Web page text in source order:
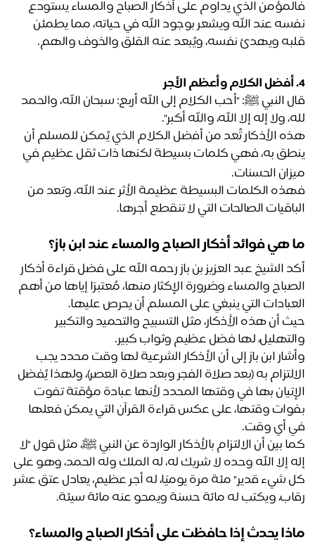
فالمؤمن الذي يداوم على أذكار الصباح والمساء يستودع
نفسه عند الله ويشعر بوجود الله في حياته، مما يطمئن
ويهدئ نفسه، ويُبعد عنه القلق والخوف والهم.
قال النبي ﷺ: "أحب الكلام إلى الله أربع: سبحان الله، والحمد
ولا إله إلا الله، والله أكبر".
هذه الأذكار تُعد من أفضل الكلام الذي يُمكن للمسلم أن
الحسنات.
الصالحات التي لا تنقطع أجرها.
هي فوائد أذكار الصباح والمساء عند ابن باز؟
أكد الشيخ عبد العزيز بن باز رحمه الله على فضل قراءة أذكار
الصباح والمساء وضرورة الإكثار منها، مُعتبرًا إياها من أهم
التي ينبغي على المسلم أن يحرص عليها.
حيث أن هذه الأذكار، مثل التسبيح والتحميد والتكبير
لها فضل عظيم وثواب كبير.
وأشار ابن باز إلى أن الأذكار الشرعية لها وقت محدد يجب
الالتزام به (بعد صلاة الفجر وبعد صلاة العصر)، ولهذا يُفضل
الإتيان بها في وقتها المحدد لأنها عبادة مؤقتة تفوت
بفوات وقتها، على عكس قراءة القرآن التي يمكن فعلها
أي وقت.
كما بين أن الالتزام بالأذكار الواردة عن النبي ﷺ، مثل قول "لا
إله إلا الله وحده لا شريك له، له الملك وله الحمد، وهو على
كل شيء قدير" مئة مرة يوميًا، له أجر عظيم، يعادل عتق عشر
ويكتب له مائة حسنة ويمحو عنه مائة سيئة.
يحدث إذا حافظت على أذكار الصباح والمساء؟